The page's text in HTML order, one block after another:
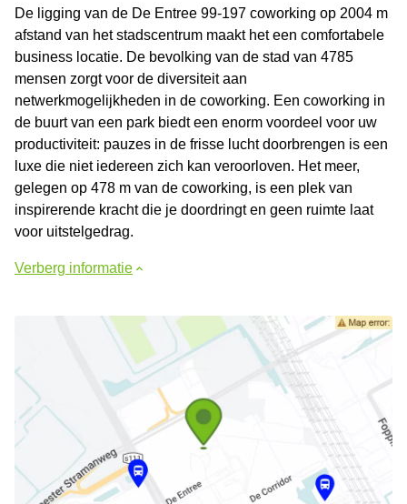
De ligging van de De Entree 99-197 coworking op 2004 m
afstand van het stadscentrum maakt het een comfortabele
business locatie. De bevolking van de stad van 4785
mensen zorgt voor de diversiteit aan
netwerkmogelijkheden in de coworking. Een coworking in
de buurt van een park biedt een enorm voordeel voor uw
productiviteit: pauzes in de frisse lucht doorbrengen is een
luxe die niet iedereen zich kan veroorloven. Het meer,
gelegen op 478 m van de coworking, is een plek van
inspirerende kracht die je doordringt en geen ruimte laat
voor uitstelgedrag.
Verberg informatie